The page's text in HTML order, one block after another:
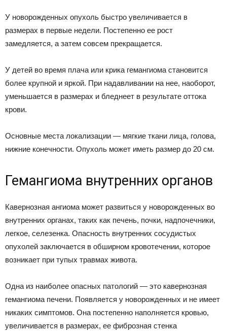
У новорожденных опухоль быстро увеличивается в
размерах в первые недели. Постепенно ее рост
замедляется, а затем совсем прекращается.
У детей во время плача или крика гемангиома становится
более крупной и яркой. При надавливании на нее, наоборот,
уменьшается в размерах и бледнеет в результате оттока
крови.
Основные места локализации — мягкие ткани лица, голова,
нижние конечности. Опухоль может иметь размер до 20 см.
Гемангиома внутренних органов
Кавернозная ангиома может развиться у новорожденных во
внутренних органах, таких как печень, почки, надпочечники,
легкое, селезенка. Опасность внутренних сосудистых
опухолей заключается в обширном кровотечении, которое
возникает при тупых травмах живота.
Одна из наиболее опасных патологий — это кавернозная
гемангиома печени. Появляется у новорожденных и не имеет
никаких симптомов. Она постепенно наполняется кровью,
увеличивается в размерах, ее фиброзная стенка